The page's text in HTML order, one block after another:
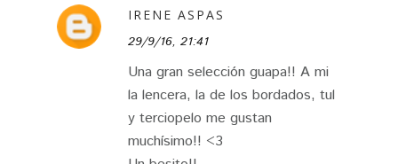
IRENE ASPAS
29/9/16, 21:41
Una gran selección guapa!! A mi
la lencera, la de los bordados, tul
y terciopelo me gustan
muchísimo!! <3